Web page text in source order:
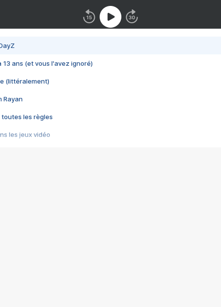
13 ans (et vous l'avez ignoré)
(littéralement)
Rayan
toutes les règles
les jeux vidéo